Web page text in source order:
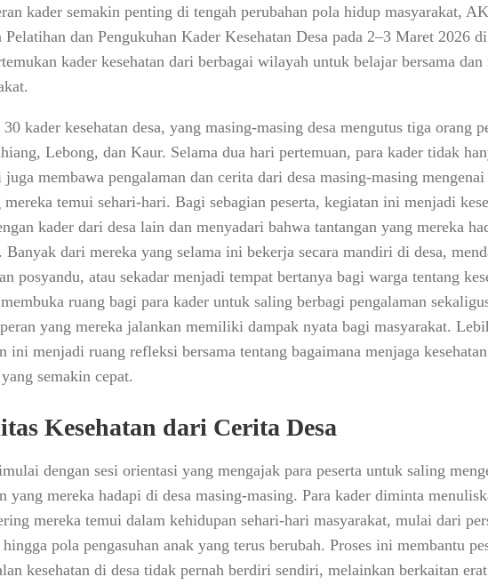
kader semakin penting di tengah perubahan pola hidup masyarakat,
dan Pengukuhan Kader Kesehatan Desa pada 2–3 Maret 2026
kader kesehatan dari berbagai wilayah untuk belajar bersama dan
kader kesehatan desa, yang masing-masing desa mengutus tiga orang
Lebong, dan Kaur. Selama dua hari pertemuan, para kader tidak
juga membawa pengalaman dan cerita dari desa masing-masing
mereka temui sehari-hari. Bagi sebagian peserta, kegiatan ini menjadi
kader dari desa lain dan menyadari bahwa tantangan yang mereka
dari mereka yang selama ini bekerja secara mandiri di desa,
posyandu, atau sekadar menjadi tempat bertanya bagi warga tentang
ruang bagi para kader untuk saling berbagi pengalaman
yang mereka jalankan memiliki dampak nyata bagi masyarakat.
ini menjadi ruang refleksi bersama tentang bagaimana menjaga
semakin cepat.
Kesehatan dari Cerita Desa
dengan sesi orientasi yang mengajak para peserta untuk saling
yang mereka hadapi di desa masing-masing. Para kader diminta
mereka temui dalam kehidupan sehari-hari masyarakat, mulai dari
pola pengasuhan anak yang terus berubah. Proses ini membantu
kesehatan di desa tidak pernah berdiri sendiri, melainkan berkaitan